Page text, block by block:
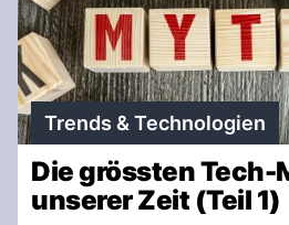
Trends & Technologien
Die grössten Tech-
unserer Zeit (Teil 1)